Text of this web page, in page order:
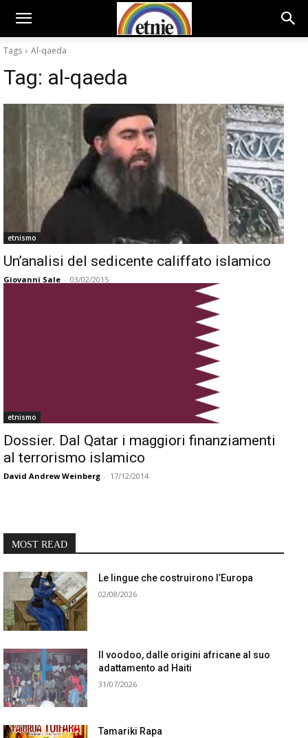
Tags Al-qaeda
Tag: al-qaeda
etnismo
Un’analisi del sedicente califfato islamico
Giovanni Sale - 03/02/2015
etnismo
Dossier. Dal Qatar i maggiori finanziamenti
al terrorismo islamico
David Andrew Weinberg - 17/12/2014
MOST READ
Le lingue che costruirono l’Europa
02/08/2026
Il voodoo, dalle origini africane al suo
adattamento ad Haiti
31/07/2026
Tamariki Rapa